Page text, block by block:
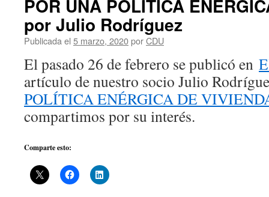
POR UNA POLÍTICA
por Julio Rodríguez
Publicada el 5 marzo, 2020porCDU
El pasado 26 de febrero se publicó en
artículo de nuestro socio Julio
POLÍTICA ENÉRGICA DE
compartimos por su interés.
Comparte esto: